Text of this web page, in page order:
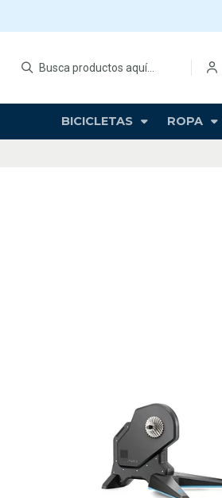
BICICLETAS ROPA